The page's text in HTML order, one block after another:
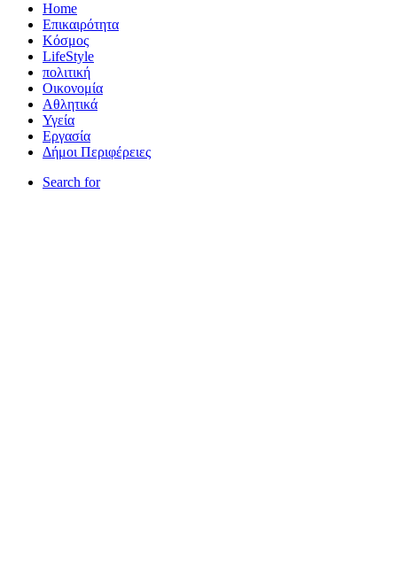
Home
Επικαιρότητα
Κόσμος
LifeStyle
πολιτική
Οικονομία
Αθλητικά
Υγεία
Εργασία
Δήμοι Περιφέρειες
Search for